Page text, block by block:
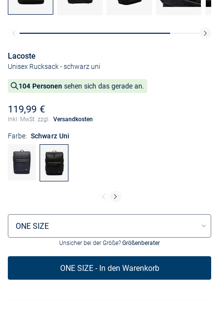
Lacoste
Unisex Rucksack- schwarz uni
104 Personen sehen sich das gerade an.
119,99 €
Inkl. MwSt. zzgl. Versandkosten
Farbe: Schwarz Uni
Größenauswahl
ONE SIZE
Unsicher bei der Größe? Größenberater
ONE SIZE - In den Warenkorb